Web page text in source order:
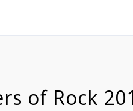
of Rock